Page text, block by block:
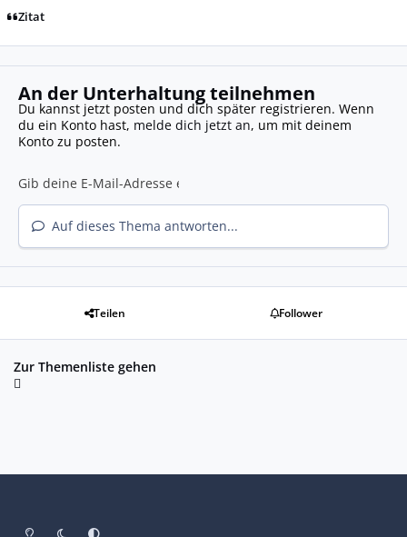
Zitat
An der Unterhaltung teilnehmen
Du kannst jetzt posten und dich später registrieren. Wenn
du ein Konto hast, melde dich jetzt an, um mit deinem
Konto zu posten.
Auf dieses Thema antworten...
Teilen Follower
Zur Themenliste gehen
Heller ModusDunkler Modus
Systemeinstellung